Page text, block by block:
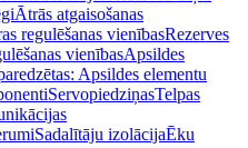
Ātrās atgaisošanas
regulēšanas vienībasRezerves
vienībasApsildes
Apsildes elementu
ServopiedziņasTelpas
Sadalītāju izolācijaĒku